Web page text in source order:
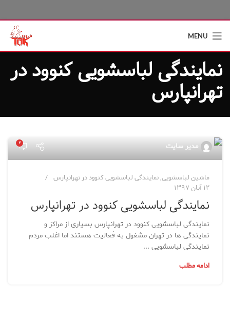
MENU
نمایندگی لباسشویی کنوود در
تهرانپارس
مدیر سایت ۲
ماشین لباسشویی,نمایندگی لباسشویی کنوود در تهرانپارس
۱۲ آبان ۱۳۹۷
نمایندگی لباسشویی کنوود در تهرانپارس
نمایندگی لباسشویی کنوود در تهرانپارس بسیاری از مراکز و
نمایندگی ها در تهران مشغول به فعالیت هستند اما اغلب مردم
نمایندگی لباسشویی ...
ادامه مطلب